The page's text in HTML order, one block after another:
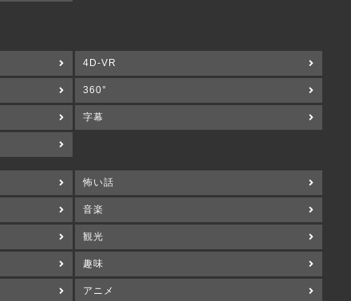
4D-VR
360°
字幕
怖い話
音楽
観光
趣味
アニメ